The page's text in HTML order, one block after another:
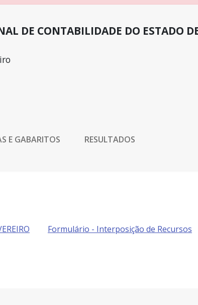
DE CONTABILIDADE DO ESTADO
E GABARITOS RESULTADOS
Formulário - Interposição de Recursos